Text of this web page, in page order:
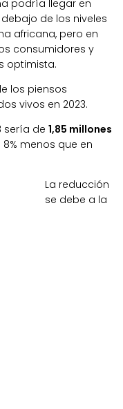
podría llegar en
de los niveles
africana, pero en
consumidores y
optimista.
los piensos
vivos en 2023.
sería de 1,85 millones
8% menos que en
La reducción
se debe a la